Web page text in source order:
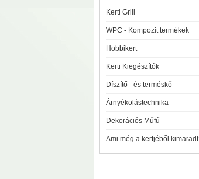
Kerti Grill
WPC - Kompozit termékek
Hobbikert
Kerti Kiegészítők
Díszítő - és terméskő
Árnyékolástechnika
Dekorációs Műfű
Ami még a kertjéből kimaradt